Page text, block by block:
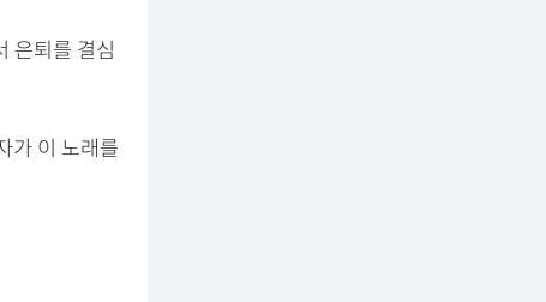
은퇴를 결심
가 이 노래를